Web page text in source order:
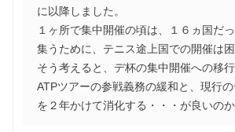
に以降しました。
１ヶ所で集中開催の頃は、１６ヵ国だ
集うために、テニス途上国での開催は困
そう考えると、デ杯の集中開催への移
ATPツアーの参戦義務の緩和と、現行
を２年かけて消化する・・・が良いの